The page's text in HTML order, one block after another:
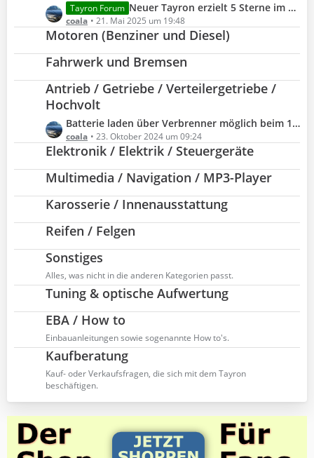
L
e
t
t
e
B
e
t
r
g
Tayron Forum Neuer Tayron erzielt 5 Sterne im Euro NCAP
coala 21. Mai 2025 um 19:48
Motoren (Benziner und Diesel)
Fahrwerk und Bremsen
Antrieb / Getriebe / Verteilergetriebe /
Hochvolt
L
e
t
t
e
B
e
i
t
r
ä
g
Batterie laden über Verbrenner möglich beim 1.5 eHybrid?
coala 23. Oktober 2024 um 09:24
Elektronik / Elektrik / Steuergeräte
Multimedia / Navigation / MP3-Player
Karosserie / Innenausstattung
Reifen / Felgen
Sonstiges
Alles, was nicht in die anderen Kategorien passt.
Tuning & optische Aufwertung
EBA / How to
Einbauanleitungen sowie sogenannte How to's.
Kaufberatung
Kauf- oder Verkaufsfragen, die sich mit dem Tayron
beschäftigen.